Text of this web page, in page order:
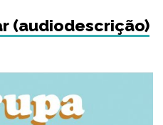
(audiodescrição)